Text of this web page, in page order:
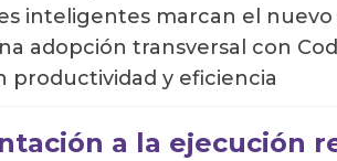
inteligentes marcan el nuevo
adopción transversal con
productividad y eficiencia
a la ejecución